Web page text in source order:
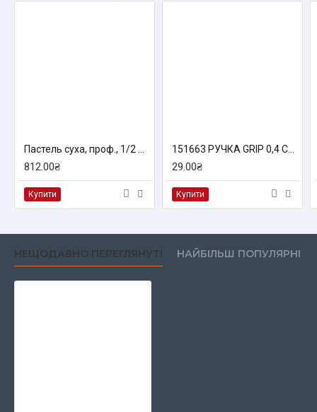
812.00₴
Купити
151663 РУЧКА GRIP 0,4 СМАРАГДОВА FINE PEN
29.00₴
Купити
НЕЩОДАВНО ПЕРЕГЛЯНУТІ НАЙБІЛЬШ ПОПУЛЯРНІ